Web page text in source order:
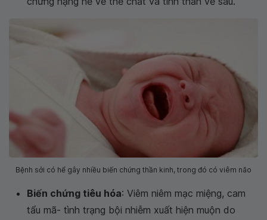
Bệnh sởi có hể gây nhiều biến chứng thần kinh, trong đó có viêm não
Biến chứng tiêu hóa: Viêm niêm mạc miệng, cam
tẩu mã- tình trạng bội nhiễm xuất hiện muộn do